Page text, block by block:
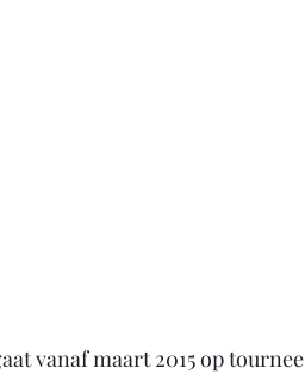
vanaf maart 2015 op tournee